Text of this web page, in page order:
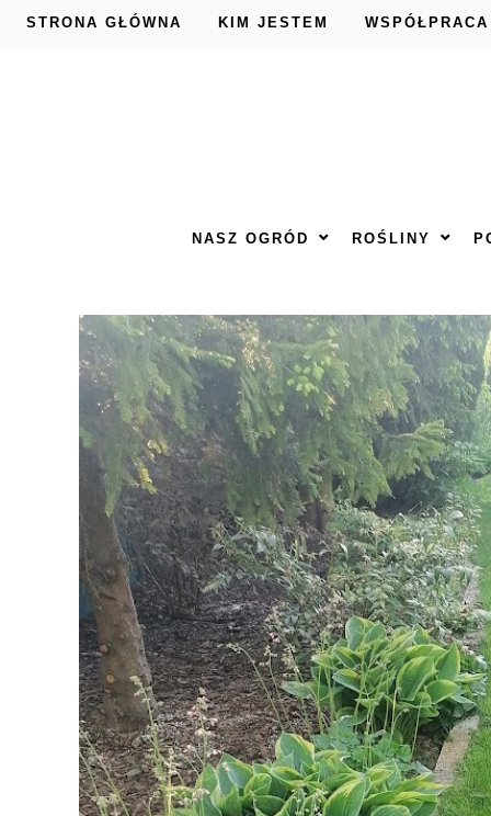
STRONA GŁÓWNA KIM JESTEM WSPÓŁPRACA
NASZ OGRÓD ROŚLINY